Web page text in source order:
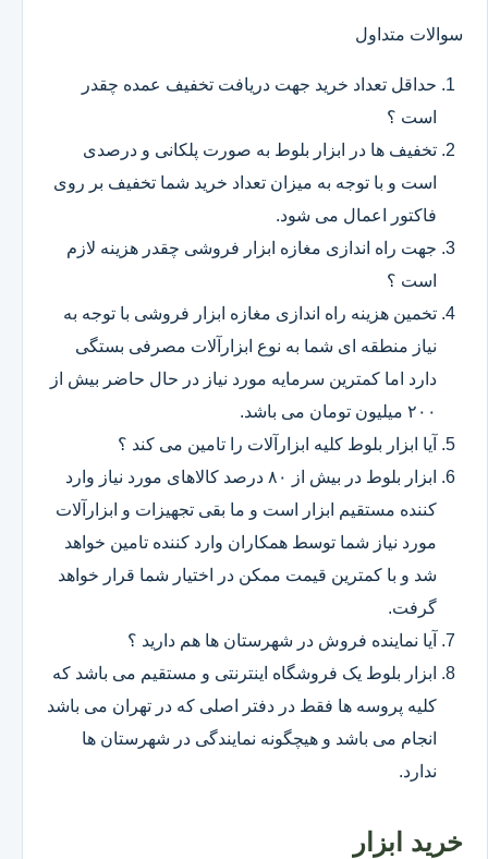
سوالات متداول
حداقل تعداد خرید جهت دریافت تخفیف عمده چقدر
است ؟
تخفیف ها در ابزار بلوط به صورت پلکانی و درصدی
است و با توجه به میزان تعداد خرید شما تخفیف بر روی
فاکتور اعمال می شود.
جهت راه اندازی مغازه ابزار فروشی چقدر هزینه لازم
است ؟
تخمین هزینه راه اندازی مغازه ابزار فروشی با توجه به
نیاز منطقه ای شما به نوع ابزارآلات مصرفی بستگی
دارد اما کمترین سرمایه مورد نیاز در حال حاضر بیش از
۲۰۰ میلیون تومان می باشد.
آیا ابزار بلوط کلیه ابزارآلات را تامین می کند ؟
ابزار بلوط در بیش از ۸۰ درصد کالاهای مورد نیاز وارد
کننده مستقیم ابزار است و ما بقی تجهیزات و ابزارآلات
مورد نیاز شما توسط همکاران وارد کننده تامین خواهد
شد و با کمترین قیمت ممکن در اختیار شما قرار خواهد
گرفت.
آیا نماینده فروش در شهرستان ها هم دارید ؟
ابزار بلوط یک فروشگاه اینترنتی و مستقیم می باشد که
کلیه پروسه ها فقط در دفتر اصلی که در تهران می باشد
انجام می باشد و هیچگونه نمایندگی در شهرستان ها
ندارد.
خرید ابزار